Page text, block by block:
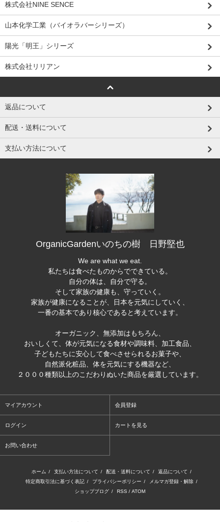
株式会社NINE SENCE
山本化学工業（バイオラバーシリーズ）
陽光「明王」シリーズ
株式会社リリアン
返品について
配送・送料について
支払い方法について
OrganicGardenいのちの樹 日野堅也
We are what we eat.
私たちは食べたものからでできている。
自分の体は、自分で守る。
そして家族の健康も、守っていく。
家族が健康になることが、日本を元気にしていく、
一番の基本であり核心であると考えています。
オーガニック、無添加はもちろん、
おいしくて、体が元気になる食材や調味料、加工食品、
子どもたちに安心して食べさせられるお菓子や、
自然派化粧品、体を元気にする機器など、
２０００種類以上のこだわりぬいた商品を厳選しています。
マイアカウント 会員登録
ログイン カートを見る
お問い合わせ
ホーム / 支払い方法について / 配送・送料について / 返品について /
特定商取引法に基づく表記 / プライバシーポリシー / メルマガ登録・解除 /
ショップブログ / RSS / ATOM